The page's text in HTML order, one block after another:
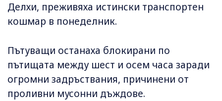
Делхи, преживяха истински транспортен
кошмар в понеделник.
Пътуващи останаха блокирани по
пътищата между шест и осем часа заради
огромни задръствания, причинени от
проливни мусонни дъждове.